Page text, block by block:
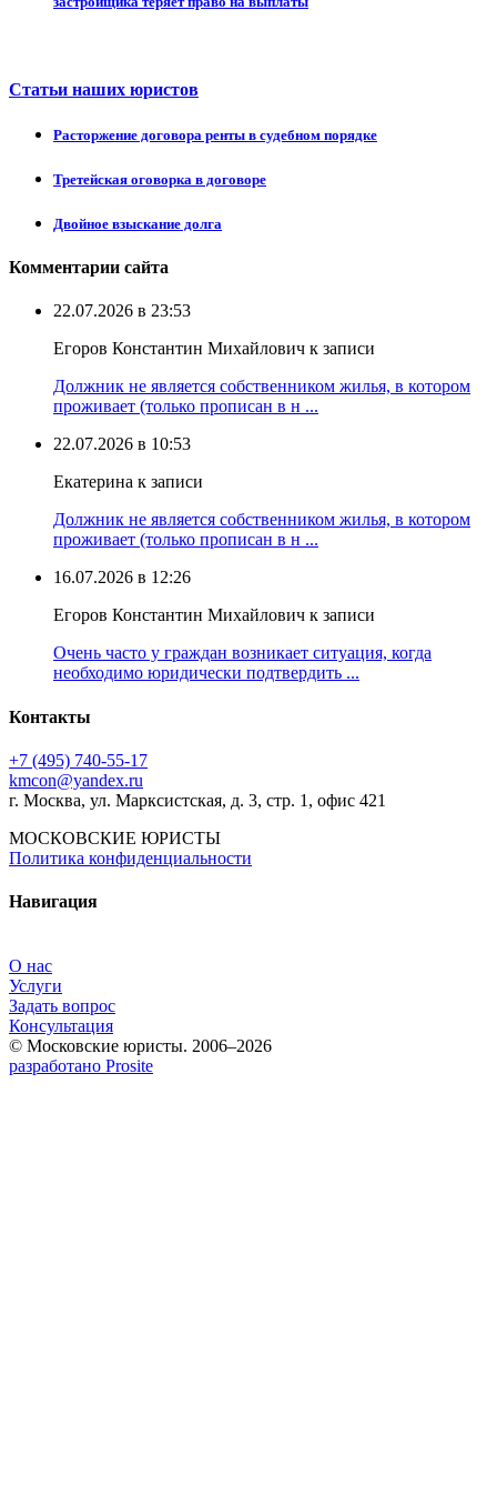
Статьи наших юристов
Расторжение договора ренты в судебном порядке
Третейская оговорка в договоре
Двойное взыскание долга
Комментарии сайта
22.07.2026 в 23:53
Егоров Константин Михайлович к записи
Должник не является собственником жилья, в котором
проживает (только прописан в н ...
22.07.2026 в 10:53
Екатерина к записи
Должник не является собственником жилья, в котором
проживает (только прописан в н ...
16.07.2026 в 12:26
Егоров Константин Михайлович к записи
Очень часто у граждан возникает ситуация, когда
необходимо юридически подтвердить ...
Контакты
+7 (495) 740‑55‑17
kmcon@yandex.ru
г. Москва, ул. Марксистская, д. 3, стр. 1, офис 421
МОСКОВСКИЕ ЮРИСТЫ
Политика конфиденциальности
Навигация
О нас
Услуги
Задать вопрос
Консультация
© Московские юристы. 2006–2026
разработано Prosite